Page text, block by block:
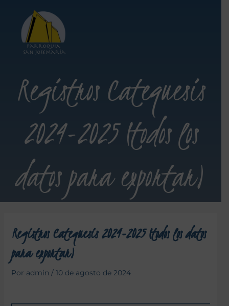
Registros Catequesis
2024-2025 (todos los
datos para exportar)
Registros Catequesis 2024-2025 (todos los datos
para exportar)
Por admin / 10 de agosto de 2024